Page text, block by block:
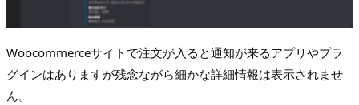
Woocommerceサイトで注文が入ると通知が来るアプリやプラ
グインはありますが残念ながら細かな詳細情報は表示されませ
ん。